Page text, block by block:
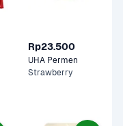
Rp23.500
Strawberry